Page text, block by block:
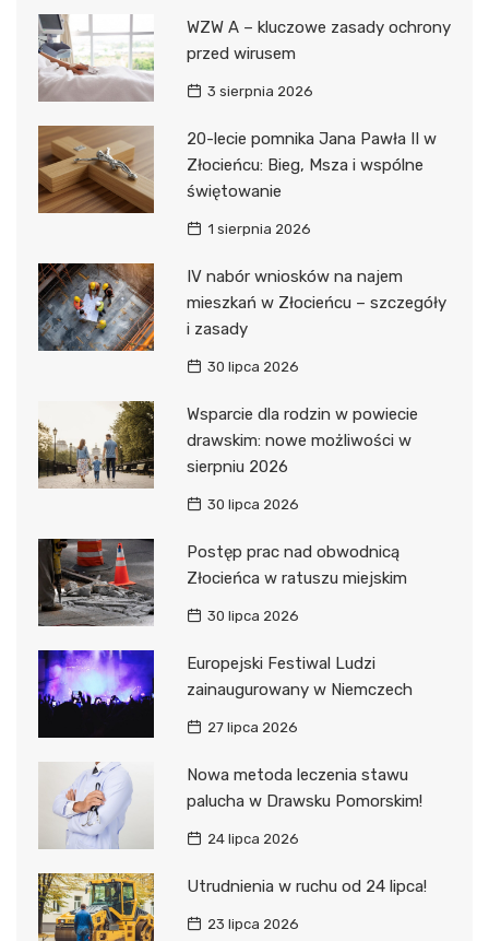
WZW A – kluczowe zasady ochrony
przed wirusem
3 sierpnia 2026
20-lecie pomnika Jana Pawła II w
Złocieńcu: Bieg, Msza i wspólne
świętowanie
1 sierpnia 2026
IV nabór wniosków na najem
mieszkań w Złocieńcu – szczegóły
i zasady
30 lipca 2026
Wsparcie dla rodzin w powiecie
drawskim: nowe możliwości w
sierpniu 2026
30 lipca 2026
Postęp prac nad obwodnicą
Złocieńca w ratuszu miejskim
30 lipca 2026
Europejski Festiwal Ludzi
zainaugurowany w Niemczech
27 lipca 2026
Nowa metoda leczenia stawu
palucha w Drawsku Pomorskim!
24 lipca 2026
Utrudnienia w ruchu od 24 lipca!
23 lipca 2026